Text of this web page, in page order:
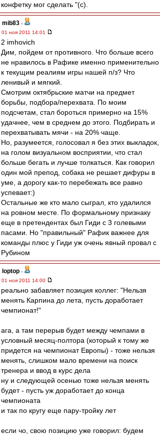
конфетку мог сделать "(с).
mib83 -
01 ноя 2011 14:01
2 imhovich
Дим, пойдем от противного. Что больше всего
не нравилось в Рафике именно применительно
к текущим реалиям игры нашей п/з? Что
ленивый и мягкий.
Смотрим октябрьские матчи на предмет
борьбы, подбора/перехвата. По моим
подсчетам, стал бороться примерно на 15%
удачнее, чем в среднем до этого. Подбирать и
перехватывать мячи - на 20% чаще.
Но, разумеется, голосовал я без этих выкладок,
на голом визуальном восприятии, что стал
больше бегать и лучше толкаться. Как говорил
один мой препод, собака не решает дифуры в
уме, а дорогу как-то перебежать все равно
успевает:)
Остальные же кто мало сыграл, кто удалился
на ровном месте. По формальному признаку
еще в претендентах был Гиди с 3 голевыми
пасами. Но "правильный" Рафик важнее для
команды плюс у Гиди уж очень явный провал с
Рубином
loptop -
01 ноя 2011 14:00
реально забавляет позиция коллег: "Нельзя
менять Карпина до лета, пусть доработает
чемпионат!"
ага, а там перерыв будет между чемпами в
условный месяц-полтора (который к тому же
придется на чемпионат Европы) - тоже нельзя
менять, слишком мало времени на поиск
тренера и ввод в курс дела
ну и следующей осенью тоже нельзя менять
будет - пусть уж доработает до конца
чемпионата
и так по кругу еще пару-тройку лет
если чо, свою позицию уже говорил: будем